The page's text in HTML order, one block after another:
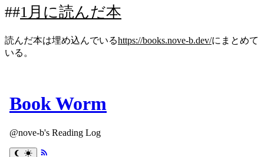
1月に読んだ本
読んだ本は埋め込んでいるhttps://books.nove-b.dev/にまとめて
いる。